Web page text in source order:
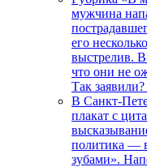
мужчина
его
выстрелив.
что они не
Так
В Санкт-
плакат с
политика —
зубами».